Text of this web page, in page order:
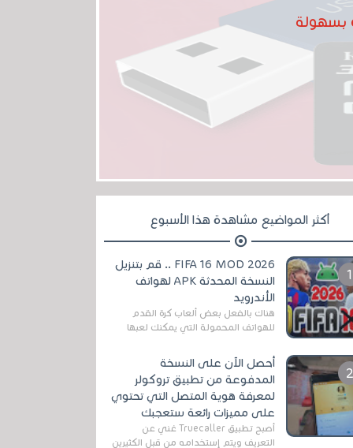
أكثر المواضيع مشاهدة هذا الأسبوع
FIFA 16 MOD 2026 .. قم بتنزيل
النسخة المحدثة APK لهواتف
الأندرويد
هناك بالفعل بعض ألعاب كرة القدم
للهواتف المحمولة التي يمكنك لعبها
مثل EA Sports ...
أحصل الآن على النسخة
المدفوعة من تطبيق تروكولر
لمعرفة هوية المتصل التي تحتوي
على مميزات رائعة ستعجبك
أصبح تطبيق Truecaller غني عن
التعريف ويتم إستخدامه من قبل الكثيرين